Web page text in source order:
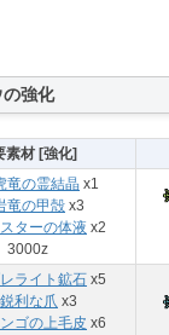
強化
素材 [強化]
竜の霊結晶 x1
竜の甲殻 x3
ターの体液 x2
3000z
ライト鉱石 x5
鋭利な爪 x3
ゴの上毛皮 x6